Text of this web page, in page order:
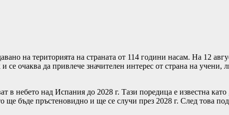
на територията на страната от 114 години насам. На 12
очаква да привлече значителен интерес от страна на учени,
небето над Испания до 2028 г. Тази поредица е известна като
бъде пръстеновидно и ще се случи през 2028 г. След това